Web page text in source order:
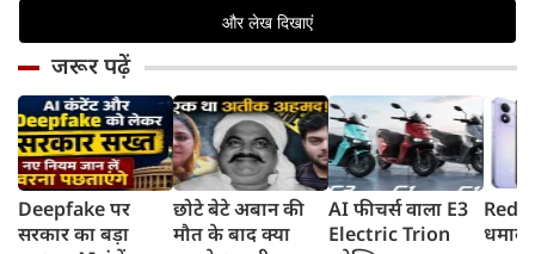
जरूर पढ़ें
Deepfake पर
सरकार का बड़ा
छोटे बेटे अबान की
मौत के बाद क्या
AI फीचर्स वाला E3
Electric Trion